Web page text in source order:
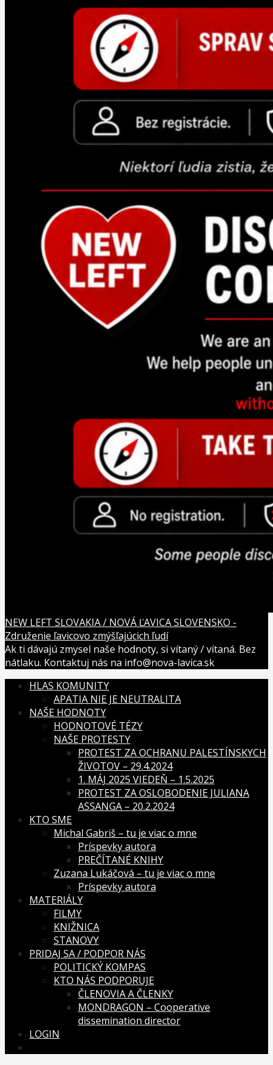
NEW LEFT SLOVAKIA / NOVÁ ĽAVICA SLOVENSKO -
Združenie ľavicovo zmýšľajúcich ľudí
Ak ti dávajú zmysel naše hodnoty, si vítaný / vítaná. Bez
nátlaku. Kontaktuj nás na info@nova-lavica.sk
HLAS KOMUNITY
APATIA NIE JE NEUTRALITA
NAŠE HODNOTY
HODNOTOVÉ TÉZY
NAŠE PROTESTY
PROTEST ZA OCHRANU PALESTÍNSKYCH
ŽIVOTOV – 29.4.2024
1. MÁJ 2025 VIEDEŇ – 1.5.2025
PROTEST ZA OSLOBODENIE JULIANA
ASSANGA – 20.2.2024
KTO SME
Michal Gabriš – tu je viac o mne
Príspevky autora
PREČÍTANÉ KNIHY
Zuzana Lukáčová – tu je viac o mne
Príspevky autora
MATERIÁLY
FILMY
KNIŽNICA
STANOVY
PRIDAJ SA / PODPOR NÁS
POLITICKÝ KOMPAS
KTO NÁS PODPORUJE
ČLENOVIA A ČLENKY
MONDRAGON – Cooperative
dissemination director
LOGIN